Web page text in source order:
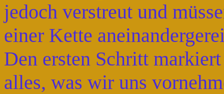
jedoch verstreut und
einer Kette
Den ersten Schritt
alles, was wir uns